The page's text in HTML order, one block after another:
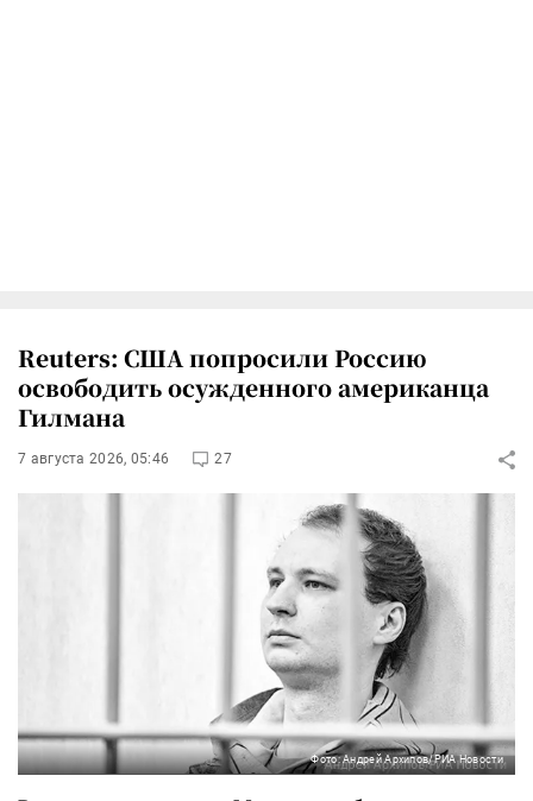
Reuters: США попросили Россию
освободить осужденного американца
Гилмана
7 августа 2026, 05:46 27
Фото: Андрей Архипов/РИА Новости